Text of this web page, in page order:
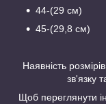
44-(29 см)
45-(29,8 см)
Наявність
зв'язку
Щоб переглянути